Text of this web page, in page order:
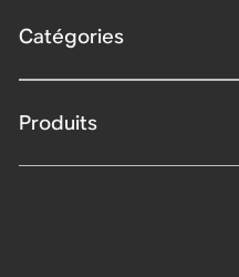
Catégories
Produits